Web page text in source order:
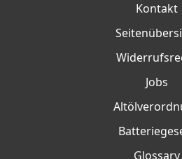
Kontakt
Jobs
Glossary